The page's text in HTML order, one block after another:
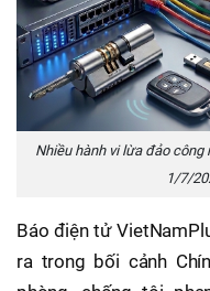
Nhiều hành vi lừa đảo
1/7/
Báo điện tử
ra trong bối cảnh